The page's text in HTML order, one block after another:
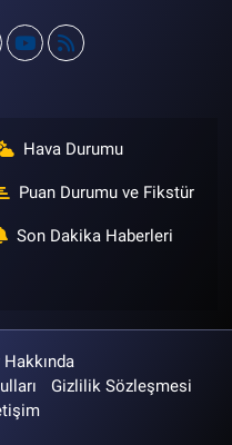
Hava Durumu
Puan Durumu ve Fikstür
Son Dakika Haberleri
Gizlilik Sözleşmesi